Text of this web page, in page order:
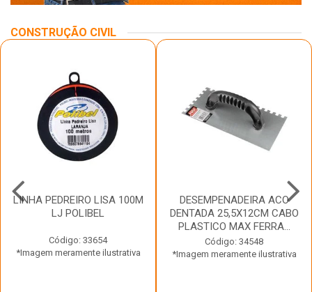
CONSTRUÇÃO CIVIL
LINHA PEDREIRO LISA 100M
LJ POLIBEL
Código: 33654
*Imagem meramente ilustrativa
DESEMPENADEIRA ACO
DENTADA 25,5X12CM CABO
PLASTICO MAX FERRA...
Código: 34548
*Imagem meramente ilustrativa